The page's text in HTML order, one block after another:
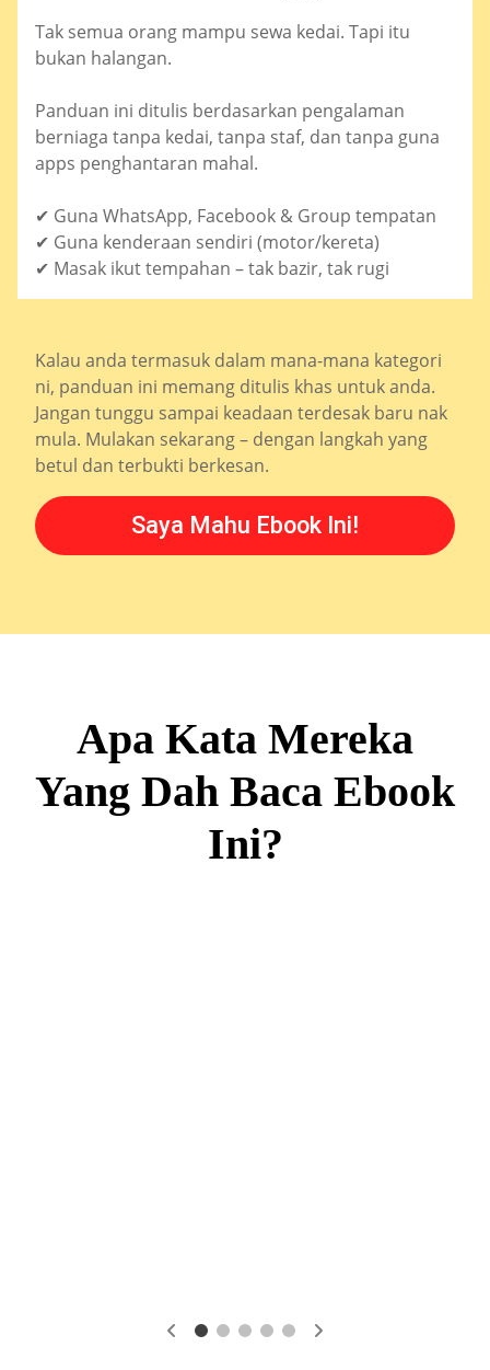
Tak semua orang mampu sewa kedai. Tapi itu
bukan halangan.
Panduan ini ditulis berdasarkan pengalaman
berniaga tanpa kedai, tanpa staf, dan tanpa guna
apps penghantaran mahal.
✔ Guna WhatsApp, Facebook & Group tempatan
✔ Guna kenderaan sendiri (motor/kereta)
✔ Masak ikut tempahan – tak bazir, tak rugi
Kalau anda termasuk dalam mana-mana kategori
ni, panduan ini memang ditulis khas untuk anda.
Jangan tunggu sampai keadaan terdesak baru nak
mula. Mulakan sekarang – dengan langkah yang
betul dan terbukti berkesan.
Saya Mahu Ebook Ini!
Apa Kata Mereka
Yang Dah Baca Ebook
Ini?